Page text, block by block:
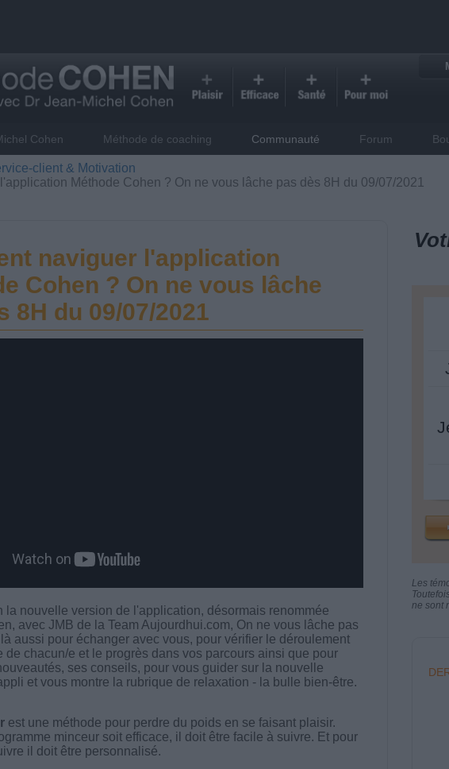
Cohen Méthode de coaching Communauté Forum
client & Motivation
Méthode Cohen ? On ne vous lâche pas dès 8H du 09/07/2021
naviguer l'application
Cohen ? On ne vous lâche
8H du 09/07/2021
la nouvelle version de l'application, désormais renommée
avec JMB de la Team Aujourdhui.com, On ne vous lâche pas
aussi pour échanger avec vous, pour vérifier le déroulement
de chacun/e et le progrès dans vos parcours ainsi que pour
ses conseils, pour vous guider sur la nouvelle
et vous montre la rubrique de relaxation - la bulle bien-être.
est une méthode pour perdre du poids en se faisant plaisir.
minceur soit efficace, il doit être facile à suivre. Et pour
il doit être personnalisé.
Les
ne sont